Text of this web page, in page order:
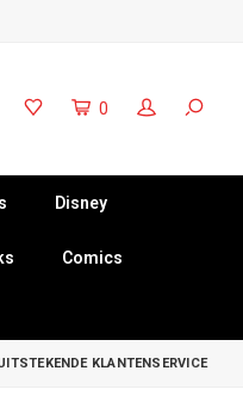
0
Disney
Comics
KLANTENSERVICE